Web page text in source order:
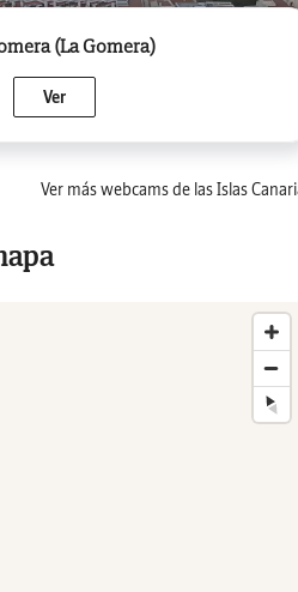
(La Gomera)
Ver
Ver más webcams de las Islas